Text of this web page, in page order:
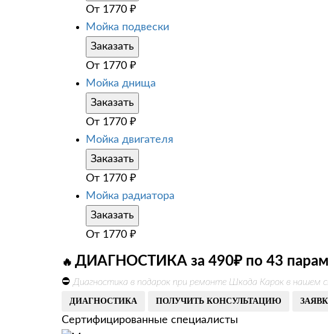
От 1770 ₽
Мойка подвески
Заказать
От 1770 ₽
Мойка днища
Заказать
От 1770 ₽
Мойка двигателя
Заказать
От 1770 ₽
Мойка радиатора
Заказать
От 1770 ₽
🔥 ДИАГНОСТИКА за 490₽ по 43
⛔ Диагностика в подарок при ремонте Шкода Карок в нашем
ДИАГНОСТИКА ПОЛУЧИТЬ КОНСУЛЬТАЦИЮ
Сертифицированные специалисты